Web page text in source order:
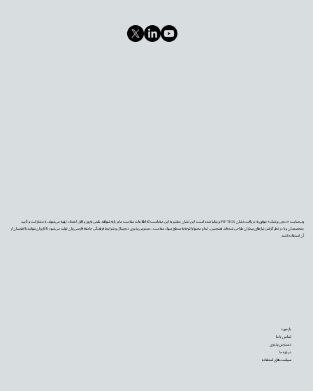
وب‌سایت «دیجی‌پزشک» موفق به دریافت نشان PIF TICK بریتانیا شده است. این نشان معتبر به این معناست که اطلاعات سلامت ما بر پایه شواهد علمی به‌روز و قابل اعتماد تهیه می‌شوند، با مشارکت و تأیید
متخصصان و با در نظر گرفتن نیازهای بیماران طراحی شده‌اند. همچنین، تمام محتوا با توجه به سطح سواد سلامت، دسترس‌پذیری دیجیتال و شرایط فرهنگی جامعه فارسی‌زبان تولید می‌شود تا کاربران بتوانند با اطمینان از
آن استفاده کنند.
بازخورد
تماس با ما
دسترس‌پذیری
درباره ما
سیاست‌های استفاده